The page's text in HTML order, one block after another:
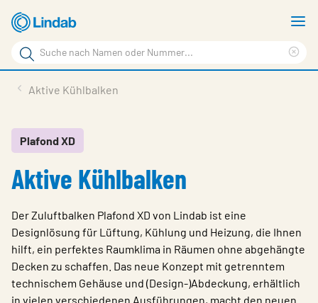
Zum
Hauptinhalt
springen
Suchbegriff
Seite
durchsuchen
Wissen & Service
Inspiration
Nachhaltigkeit
Kontakt
Wähle Sprache
Aktive Kühlbalken
Plafond XD
Aktive Kühlbalken
Der Zuluftbalken Plafond XD von Lindab ist eine
Designlösung für Lüftung, Kühlung und Heizung, die Ihnen
hilft, ein perfektes Raumklima in Räumen ohne abgehängte
Decken zu schaffen. Das neue Konzept mit getrenntem
technischem Gehäuse und (Design-)Abdeckung, erhältlich
in vielen verschiedenen Ausführungen, macht den neuen